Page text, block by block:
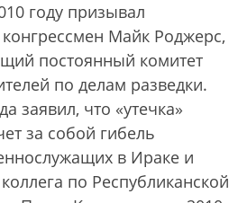
году призывал
Майк Роджерс,
постоянный комитет
по делам разведки.
заявил, что «утечка»
за собой гибель
в Ираке и
по Республиканской